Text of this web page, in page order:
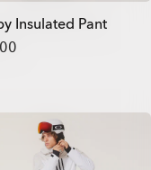
Insulated Pant